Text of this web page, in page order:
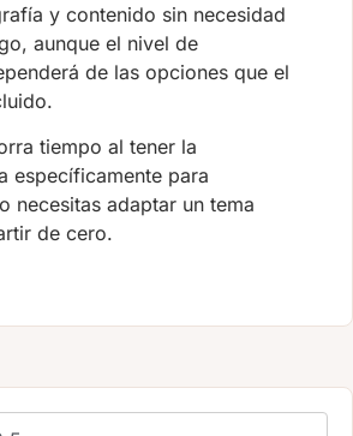
y contenido sin necesidad
aunque el nivel de
de las opciones que el
tiempo al tener la
específicamente para
necesitas adaptar un tema
de cero.